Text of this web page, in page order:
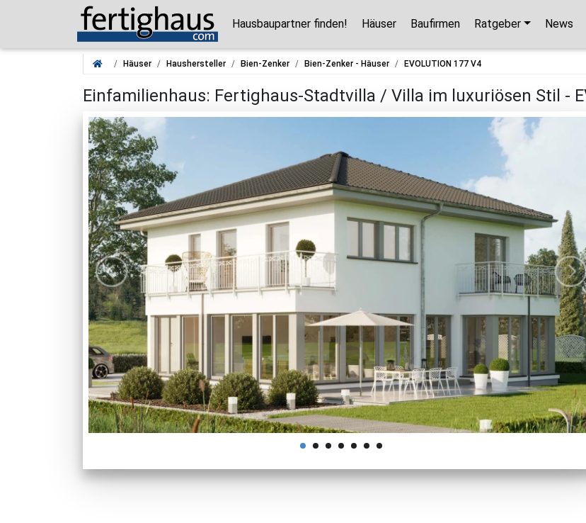
Hausbaupartner finden!
Mit wenigen Klicks hilft Ihnen unser
unverbindlicher Kontakt
kostenlose Kataloge
zuverlässige Hersteller
Jetzt den Assistenten starten!
schließen
Hausbaupartner finden! Häuser Baufirmen Ratgeber News
Häuser Haushersteller Bien-Zenker Bien-Zenker - Häuser EVOLUTION 177 V4
Einfamilienhaus: Fertighaus-Stadtvilla / Villa im luxuriösen Stil -